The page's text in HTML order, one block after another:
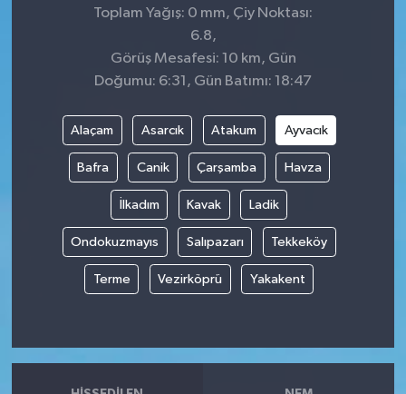
Toplam Yağış: 0 mm, Çiy Noktası:
6.8,
Görüş Mesafesi: 10 km, Gün
Doğumu: 6:31, Gün Batımı: 18:47
Alaçam Asarcık Atakum Ayvacık
Bafra Canik Çarşamba Havza
İlkadım Kavak Ladik
Ondokuzmayıs Salıpazarı Tekkeköy
Terme Vezirköprü Yakakent